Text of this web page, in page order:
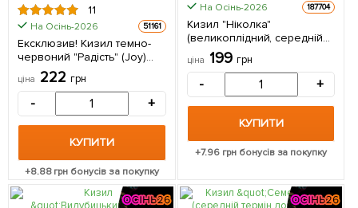
11
На Осінь-2026 51161
Ексклюзив! Кизил темно-
червоний "Радість" (Joy)
(преміальний
великоплідний сорт,
раннього терміну
дозрівання) 1 саджанець в
упаковці
ціна 222 грн
- +
КУПИТИ
+8.88грн бонусів за покупку
На Осінь-2026 187704
Кизил "Ніколка"
(великоплідний, середній
термін дозрівання) 1
саджанець в упаковці
ціна 199 грн
- +
КУПИТИ
+7.96грн бонусів за покупку